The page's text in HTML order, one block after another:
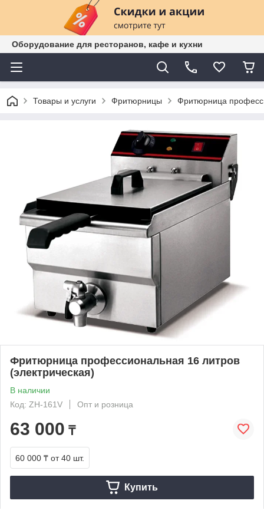
Оборудование для ресторанов, кафе и кухни
Товары и услуги Фритюрницы Фритюрница
Фритюрница профессиональная 16 литров
(электрическая)
В наличии
Код: ZH-161V
Опт и розница
63 000 ₸
60 000 ₸ от 40 шт.
Купить